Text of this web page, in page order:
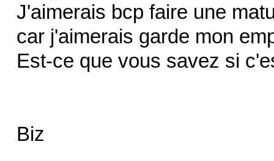
J'aimerais bcp faire une
car j'aimerais garde mon
Est-ce que vous savez si
Biz